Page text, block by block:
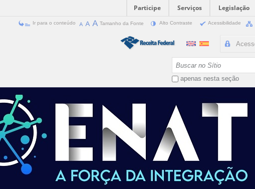
Participe Serviços Legislação
Ir para o conteúdo Tamanho da Fonte Alto Contraste Acessibilidade
apenas nesta seção